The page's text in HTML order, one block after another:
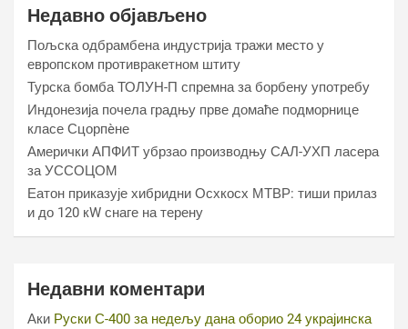
Недавно објављено
Пољска одбрамбена индустрија тражи место у
европском противракетном штиту
Турска бомба ТОЛУН-П спремна за борбену употребу
Индонезија почела градњу прве домаће подморнице
класе Сцорпèне
Амерички АПФИТ убрзао производњу САЛ-УХП ласера
за УССОЦОМ
Еатон приказује хибридни Осхкосх МТВР: тиши прилаз
и до 120 кW снаге на терену
Недавни коментари
Аки Руски С-400 за недељу дана оборио 24 украјинска